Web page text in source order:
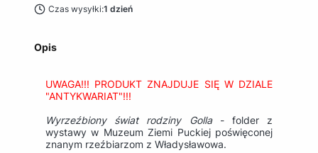
Czas wysyłki:1 dzień
Opis
UWAGA!!! PRODUKT ZNAJDUJE SIĘ W DZIALE
"ANTYKWARIAT"!!!
Wyrzeźbiony świat rodziny Golla- folder z
wystawy w Muzeum Ziemi Puckiej poświęconej
znanym rzeźbiarzom z Władysławowa.